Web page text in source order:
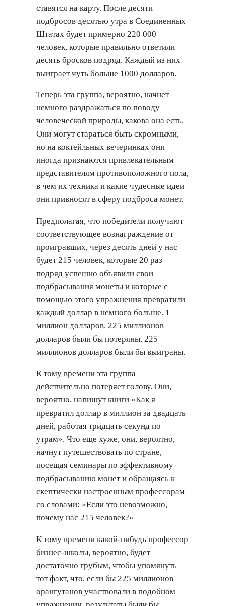
ставятся на карту. После десяти
подбросов десятью утра в Соединенных
Штатах будет примерно 220 000
человек, которые правильно ответили
десять бросков подряд. Каждый из них
выиграет чуть больше 1000 долларов.
Теперь эта группа, вероятно, начнет
немного раздражаться по поводу
человеческой природы, какова она есть.
Они могут стараться быть скромными,
но на коктейльных вечеринках они
иногда признаются привлекательным
представителям противоположного пола,
в чем их техника и какие чудесные идеи
они привносят в сферу подброса монет.
Предполагая, что победители получают
соответствующее вознаграждение от
проигравших, через десять дней у нас
будет 215 человек, которые 20 раз
подряд успешно объявили свои
подбрасывания монеты и которые с
помощью этого упражнения превратили
каждый доллар в немного больше. 1
миллион долларов. 225 миллионов
долларов были бы потеряны, 225
миллионов долларов были бы выиграны.
К тому времени эта группа
действительно потеряет голову. Они,
вероятно, напишут книги «Как я
превратил доллар в миллион за двадцать
дней, работая тридцать секунд по
утрам». Что еще хуже, они, вероятно,
начнут путешествовать по стране,
посещая семинары по эффективному
подбрасыванию монет и обращаясь к
скептически настроенным профессорам
со словами: «Если это невозможно,
почему нас 215 человек?»
К тому времени какой-нибудь профессор
бизнес-школы, вероятно, будет
достаточно грубым, чтобы упомянуть
тот факт, что, если бы 225 миллионов
орангутанов участвовали в подобном